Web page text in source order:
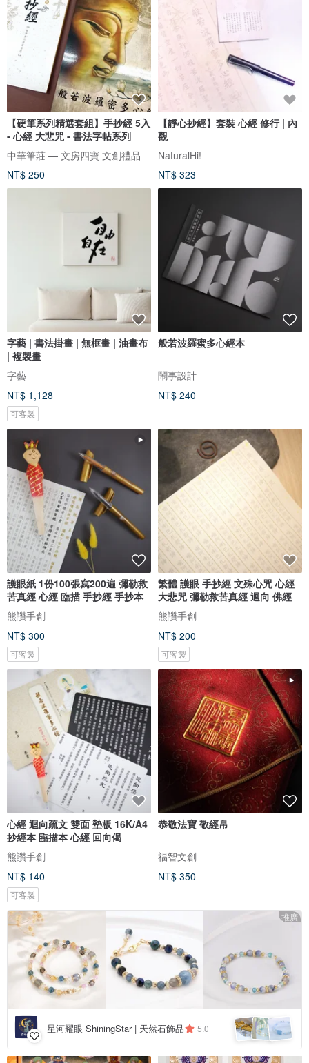
【硬筆系列精選套組】手抄經 5入
- 心經 大悲咒 - 書法字帖系列
中華筆莊 — 文房四寶 文創禮品
NT$ 250
【靜心抄經】套裝 心經 修行 | 內
觀
NaturalHi!
NT$ 323
字藝 | 書法掛畫 | 無框畫 | 油畫布
| 複製畫
字藝
NT$ 1,128
可客製
般若波羅蜜多心經本
鬧事設計
NT$ 240
護眼紙 1份100張寫200遍 彌勒救
苦真經 心經 臨描 手抄經 手抄本
熊讚手創
NT$ 300
可客製
繁體 護眼 手抄經 文殊心咒 心經
大悲咒 彌勒救苦真經 迴向 佛經
熊讚手創
NT$ 200
可客製
心經 迴向疏文 雙面 墊板 16K/A4
抄經本 臨描本 心經 回向偈
熊讚手創
NT$ 140
可客製
恭敬法寶 敬經帛
福智文創
NT$ 350
推廣
星河耀眼 ShiningStar | 天然石飾品 5.0